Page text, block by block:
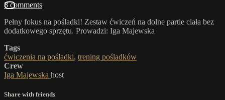
8 comments
Pełny fokus na pośladki! Zestaw ćwiczeń na dolne partie ciała bez
dodatkowego sprzętu. Prowadzi: Iga Majewska
Tags
ćwiczenia na pośladki, trening pośladków
Crew
Iga Majewska host
Share with friends